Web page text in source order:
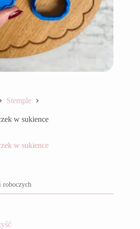
Stemple
w sukience
w sukience
roboczych